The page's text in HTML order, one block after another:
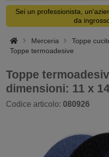
Sei un professionista,
da
Merceria
Toppe
Toppe termoadesive
Toppe
dimensioni: 11 x
Codice articolo: 080926